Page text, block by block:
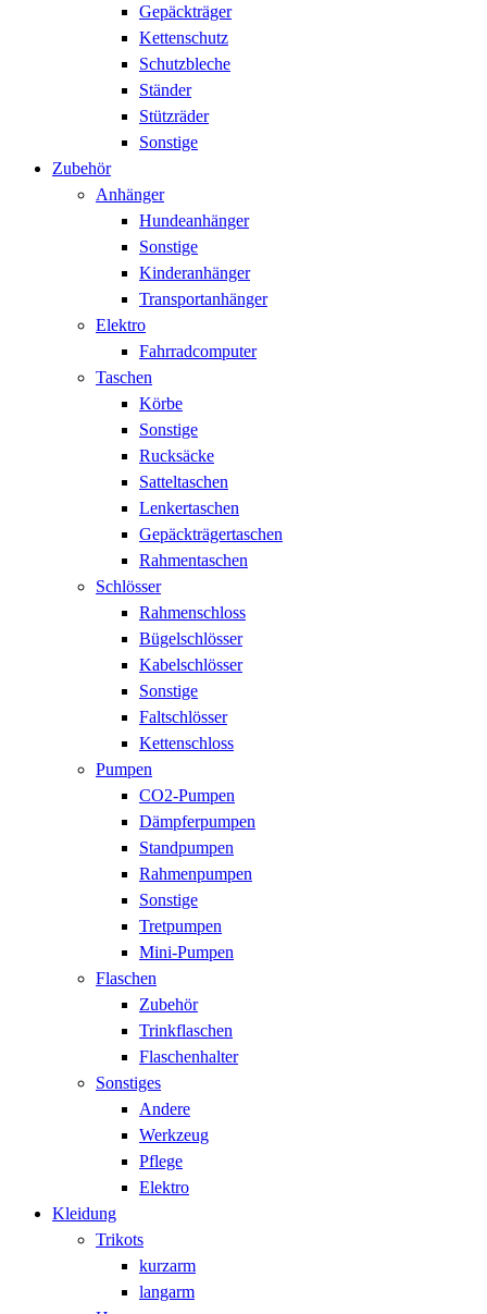
Gepäckträger
Kettenschutz
Schutzbleche
Ständer
Stützräder
Sonstige
Zubehör
Anhänger
Hundeanhänger
Sonstige
Kinderanhänger
Transportanhänger
Elektro
Fahrradcomputer
Taschen
Körbe
Sonstige
Rucksäcke
Satteltaschen
Lenkertaschen
Gepäckträgertaschen
Rahmentaschen
Schlösser
Rahmenschloss
Bügelschlösser
Kabelschlösser
Sonstige
Faltschlösser
Kettenschloss
Pumpen
CO2-Pumpen
Dämpferpumpen
Standpumpen
Rahmenpumpen
Sonstige
Tretpumpen
Mini-Pumpen
Flaschen
Zubehör
Trinkflaschen
Flaschenhalter
Sonstiges
Andere
Werkzeug
Pflege
Elektro
Kleidung
Trikots
kurzarm
langarm